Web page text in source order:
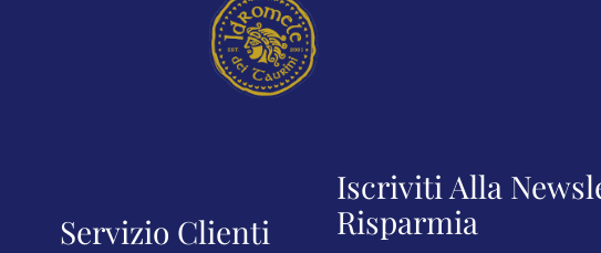
Servizio Clienti
Iscriviti Alla
Risparmia